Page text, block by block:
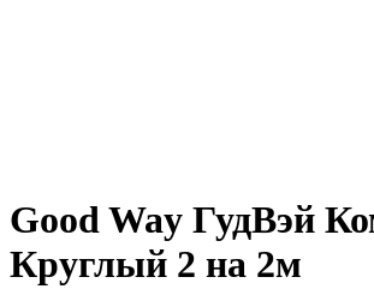
Good Way ГудВэй
Круглый 2 на 2м